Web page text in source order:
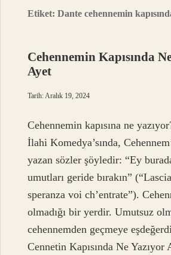
Etiket:Dante cehennemin
Cehennemin Kapısında
Ayet
Tarih: Aralık 19, 2024
Cehennemin kapısına ne
İlahi Komedya’sında,
yazan sözler şöyledir: “Ey
umutları geride bırakın”
speranza voi ch’entrate”).
olmadığı bir yerdir. Umutsuz
cehennemden geçmeye
Cennetin Kapısında Ne Yazıyor